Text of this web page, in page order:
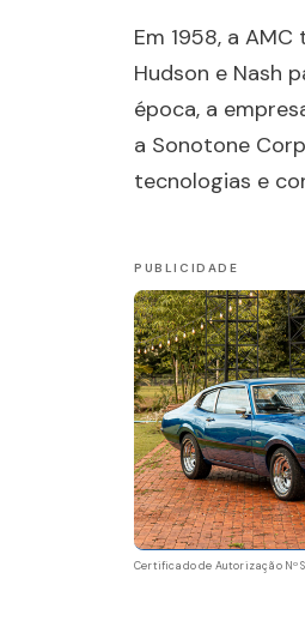
Em 1958, a
Hudson e Nash
época, a
a Sonotone
tecnologias e
Certificado de Autorização Nº